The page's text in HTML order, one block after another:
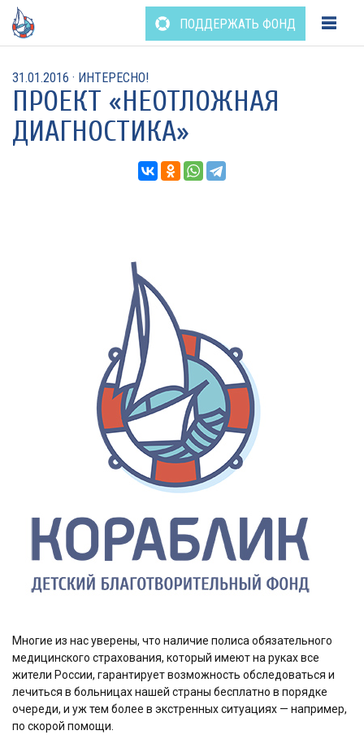
Перейти
содержанию
ПОДДЕРЖАТЬ ФОНД
31.01.2016 · ИНТЕРЕСНО!
ПРОЕКТ «НЕОТЛОЖНАЯ
ДИАГНОСТИКА»
Многие из нас уверены, что наличие полиса обязательного
медицинского страхования, который имеют на руках все
жители России, гарантирует возможность обследоваться и
лечиться в больницах нашей страны бесплатно в порядке
очереди, и уж тем более в экстренных ситуациях — например,
по скорой помощи.